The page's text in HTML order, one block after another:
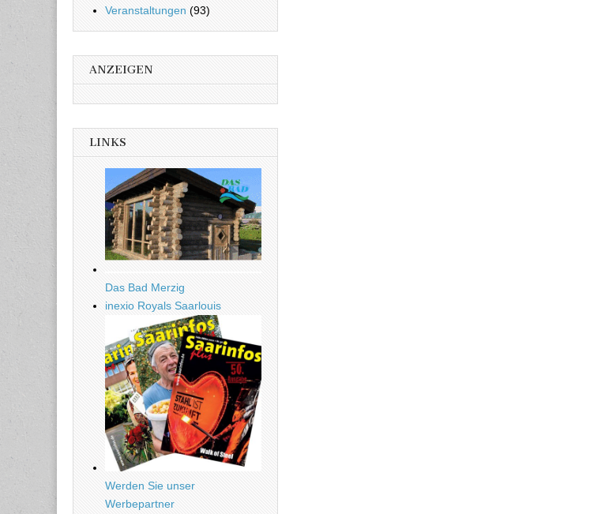
Veranstaltungen (93)
ANZEIGEN
LINKS
Das Bad Merzig
inexio Royals Saarlouis
Werden Sie unser
Werbepartner